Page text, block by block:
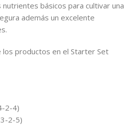
básicos para cultivar una
además un excelente
los productos en el Starter Set
2-4)
2-5)